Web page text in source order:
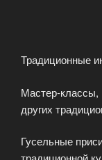
Традиционные
Мастер-классы,
других
Гусельные